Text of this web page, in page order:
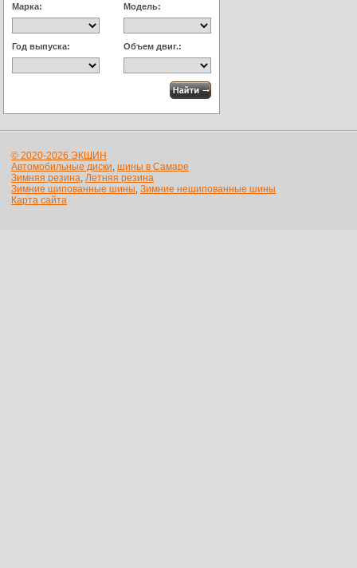
Марка: Модель:
Год выпуска: Объем двиг.:
© 2020-2026 ЭКШИН
Автомобильные диски, шины в Самаре
Зимняя резина, Летняя резина
Зимние шипованные шины, Зимние нешипованные шины
Карта сайта